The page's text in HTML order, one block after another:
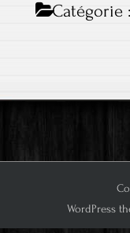
Catégorie
WordPress